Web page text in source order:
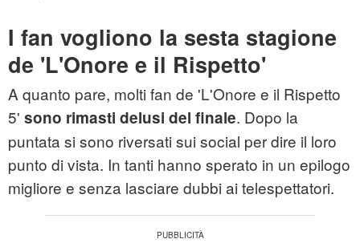
I fan vogliono la sesta stagione
de 'L'Onore e il Rispetto'
A quanto pare, molti fan de 'L'Onore e il Rispetto
5' sono rimasti delusi del finale. Dopo la
puntata si sono riversati sui social per dire il loro
punto di vista. In tanti hanno sperato in un epilogo
migliore e senza lasciare dubbi ai telespettatori.